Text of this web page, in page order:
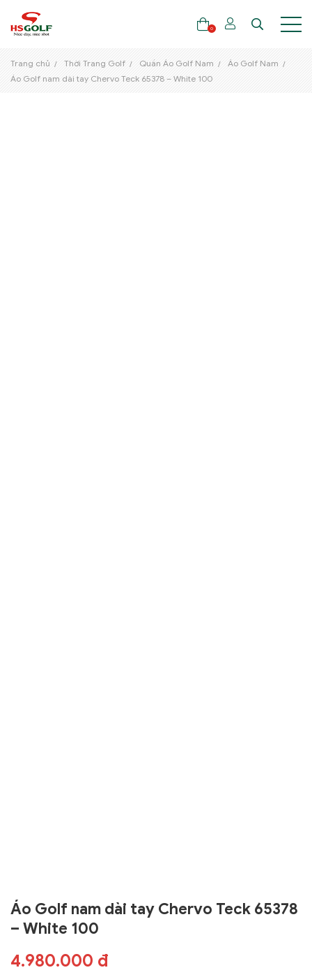
0
Trang chủ Thời Trang Golf Quần Áo Golf Nam
Áo Golf Nam
Áo Golf nam dài tay Chervo Teck 65378 – White 100
Áo Golf nam dài tay Chervo Teck 65378
– White 100
4.980.000 đ